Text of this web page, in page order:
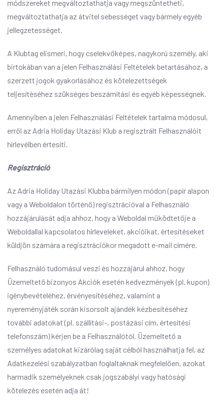
módszereket megváltoztathatja vagy megszüntetheti,
megváltoztathatja az átvitel sebességet vagy bármely egyéb
jellegzetességet.
A Klubtag elismeri, hogy cselekvőképes, nagykorú személy, aki
birtokában van a jelen Felhasználási Feltételek betartásához, a
szerzett jogok gyakorlásához és kötelezettségek
teljesítéséhez szükséges beszámítási és egyéb képességnek.
Amennyiben a jelen Felhasználási Feltételek tartalma módosul,
erről az Adria Holiday Utazási Klub a regisztrált Felhasználóit
hírlevélben értesíti.
Regisztráció
Az Adria Holiday Utazási Klubba bármilyen módon (papír alapon
vagy a Weboldalon történő) regisztrációval a Felhasználó
hozzájárulását adja ahhoz, hogy a Weboldal működtetője a
Weboldallal kapcsolatos hírleveleket, akcióikat, értesítéseket
küldjön számára a regisztrációkor megadott e-mail címére.
Felhasználó tudomásul veszi és hozzájárul ahhoz, hogy
Üzemeltető bizonyos Akciók esetén kedvezmények (pl. kupon)
igénybevételéhez, érvényesítéséhez, valamint a
nyereményjáték során kisorsolt ajándék kézbesítéséhez
további adatokat (pl. szállítási-, postázási cím, értesítési
telefonszám) kérjen be a Felhasználótól. Üzemeltető a
személyes adatokat kizárólag saját célból használhatja fel, az
Adatkezelési szabályzatban foglaltaknak megfelelően, azokat
harmadik személyeknek csak jogszabályi vagy hatósági
kötelezés esetén adja át!